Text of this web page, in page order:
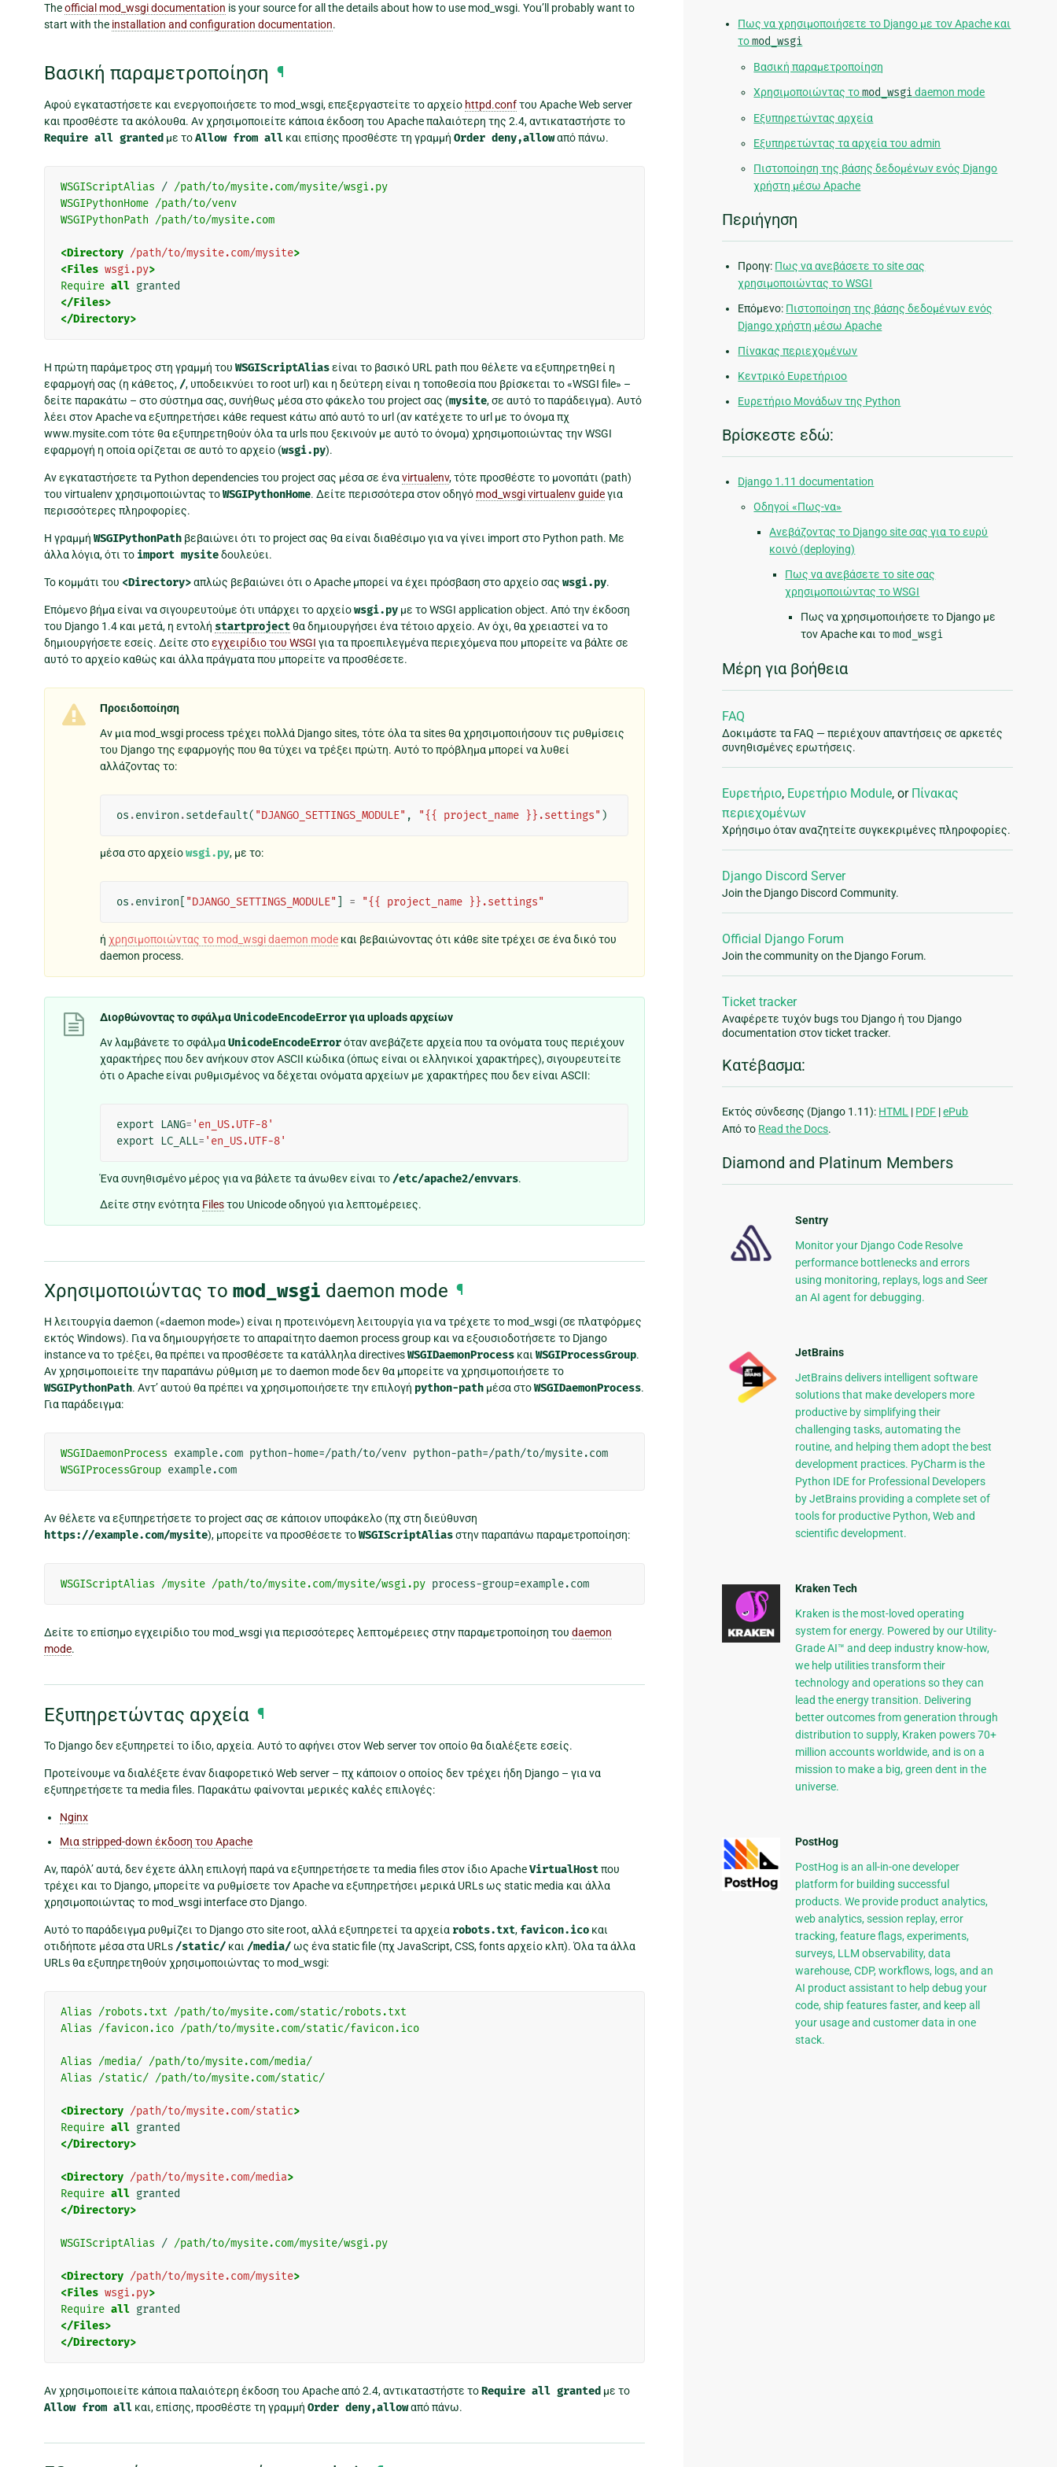
Theofficial mod_wsgi documentation is your source for all the details about how to use mod_wsgi. You’ll probably want to
start with the installation and configuration documentation.
Βασική παραμετροποίηση ¶
Αφού εγκαταστήσετε και ενεργοποιήσετε το mod_wsgi, επεξεργαστείτε το αρχείο httpd.confτου Apache Web server
και προσθέστε τα ακόλουθα. Αν χρησιμοποιείτε κάποια έκδοση του Apache παλαιότερη της 2.4, αντικαταστήστε το
Require all granted με τοAllow from all και επίσης προσθέστε τη γραμμή Order deny,allowαπό πάνω.
WSGIScriptAlias / /path/to/mysite.com/mysite/wsgi.py
WSGIPythonHome /path/to/venv
WSGIPythonPath /path/to/mysite.com
<Directory /path/to/mysite.com/mysite>
<Files wsgi.py>
Require all
</Files>
</Directory>
Η πρώτη παράμετρος στη γραμμή του WSGIScriptAliasείναι το βασικό URL path που θέλετε να εξυπηρετηθεί η
εφαρμογή σας (η κάθετος, /, υποδεικνύει το root url) και η δεύτερη είναι η τοποθεσία που βρίσκεται το «WSGI file» –
δείτε παρακάτω – στο σύστημα σας, συνήθως μέσα στο φάκελο του project σας (mysite, σε αυτό το παράδειγμα). Αυτό
λέει στον Apache να εξυπηρετήσει κάθε request κάτω από αυτό το url (αν κατέχετε το url με το όνομα πχ
www.mysite.com τότε θα εξυπηρετηθούν όλα τα urls που ξεκινούν με αυτό το όνομα) χρησιμοποιώντας την WSGI
εφαρμογή η οποία ορίζεται σε αυτό το αρχείο (wsgi.py).
Αν εγκαταστήσετε τα Python dependencies του project σας μέσα σε έναvirtualenv, τότε προσθέστε το μονοπάτι (path)
του virtualenv χρησιμοποιώντας τοWSGIPythonHome. Δείτε περισσότερα στον οδηγό mod_wsgi virtualenv guideγια
περισσότερες πληροφορίες.
Η γραμμή WSGIPythonPath βεβαιώνει ότι το project σας θα είναι διαθέσιμο για να γίνει import στο Python path. Με
άλλα λόγια, ότι το import mysiteδουλεύει.
Το κομμάτι του <Directory>απλώς βεβαιώνει ότι ο Apache μπορεί να έχει πρόσβαση στο αρχείο σας wsgi.py.
Επόμενο βήμα είναι να σιγουρευτούμε ότι υπάρχει το αρχείοwsgi.py με το WSGI application object. Από την έκδοση
του Django 1.4 και μετά, η εντολή startprojectθα δημιουργήσει ένα τέτοιο αρχείο. Αν όχι, θα χρειαστεί να το
δημιουργήσετε εσείς. Δείτε στοεγχειρίδιο του WSGI για τα προεπιλεγμένα περιεχόμενα που μπορείτε να βάλτε σε
αυτό το αρχείο καθώς και άλλα πράγματα που μπορείτε να προσθέσετε.
Προειδοποίηση
Αν μια mod_wsgi process τρέχει πολλά Django sites, τότε όλα τα sites θα χρησιμοποιήσουν τις ρυθμίσεις
του Django της εφαρμογής που θα τύχει να τρέξει πρώτη. Αυτό το πρόβλημα μπορεί να λυθεί
αλλάζοντας το:
os .environ .setdefault( "DJANGO_SETTINGS_MODULE" , "{{ project_name }}.settings" )
μέσα στο αρχείοwsgi.py, με το:
os .environ "DJANGO_SETTINGS_MODULE" = "{{ project_name }}.settings"
ή χρησιμοποιώντας το mod_wsgi daemon mode και βεβαιώνοντας ότι κάθε site τρέχει σε ένα δικό του
daemon process.
Διορθώνοντας το σφάλμαUnicodeEncodeErrorγια uploads αρχείων
Αν λαμβάνετε το σφάλμαUnicodeEncodeErrorόταν ανεβάζετε αρχεία που τα ονόματα τους περιέχουν
χαρακτήρες που δεν ανήκουν στον ASCII κώδικα (όπως είναι οι ελληνικοί χαρακτήρες), σιγουρευτείτε
ότι ο Apache είναι ρυθμισμένος να δέχεται ονόματα αρχείων με χαρακτήρες που δεν είναι ASCII:
export LANG= 'en_US.UTF-8'
export
LC_ALL= 'en_US.UTF-8'
Ένα συνηθισμένο μέρος για να βάλετε τα άνωθεν είναι το/etc/apache2/envvars.
Δείτε στην ενότητα Filesτου Unicode οδηγού για λεπτομέρειες.
Χρησιμοποιώντας το mod_wsgi daemon mode ¶
Η λειτουργία daemon («daemon mode») είναι η προτεινόμενη λειτουργία για να τρέχετε το mod_wsgi (σε πλατφόρμες
εκτός Windows). Για να δημιουργήσετε το απαραίτητο daemon process group και να εξουσιοδοτήσετε το Django
instance να το τρέξει, θα πρέπει να προσθέσετε τα κατάλληλα directivesWSGIDaemonProcess και WSGIProcessGroup.
Αν χρησιμοποιείτε την παραπάνω ρύθμιση με το daemon mode δεν θα μπορείτε να χρησιμοποιήσετε το
WSGIPythonPath. Αντ’ αυτού θα πρέπει να χρησιμοποιήσετε την επιλογή python-path μέσα στοWSGIDaemonProcess.
Για παράδειγμα:
WSGIDaemonProcess
WSGIProcessGroup
Αν θέλετε να εξυπηρετήσετε το project σας σε κάποιον υποφάκελο (πχ στη διεύθυνση
https://example.com/mysite), μπορείτε να προσθέσετε τοWSGIScriptAliasστην παραπάνω παραμετροποίηση:
WSGIScriptAlias /mysite /path/to/mysite.com/mysite/wsgi.py
Δείτε το επίσημο εγχειρίδιο του mod_wsgi για περισσότερες λεπτομέρειες στην παραμετροποίηση του daemon
mode.
Εξυπηρετώντας αρχεία ¶
Το Django δεν εξυπηρετεί το ίδιο, αρχεία. Αυτό το αφήνει στον Web server τον οποίο θα διαλέξετε εσείς.
Προτείνουμε να διαλέξετε έναν διαφορετικό Web server – πχ κάποιον ο οποίος δεν τρέχει ήδη Django – για να
εξυπηρετήσετε τα media files. Παρακάτω φαίνονται μερικές καλές επιλογές:
Nginx
Μια stripped-down έκδοση του Apache
Αν, παρόλ’ αυτά, δεν έχετε άλλη επιλογή παρά να εξυπηρετήσετε τα media files στον ίδιο ApacheVirtualHostπου
τρέχει και το Django, μπορείτε να ρυθμίσετε τον Apache να εξυπηρετήσει μερικά URLs ως static media και άλλα
χρησιμοποιώντας το mod_wsgi interface στο Django.
Αυτό το παράδειγμα ρυθμίζει το Django στο site root, αλλά εξυπηρετεί τα αρχεία robots.txt, favicon.ico και
οτιδήποτε μέσα στα URLs /static/ και /media/ως ένα static file (πχ JavaScript, CSS, fonts αρχείο κλπ). Όλα τα άλλα
URLs θα εξυπηρετηθούν χρησιμοποιώντας το mod_wsgi:
Alias /robots.txt /path/to/mysite.com/static/robots.txt
Alias /favicon.ico /path/to/mysite.com/static/favicon.ico
Alias /media/ /path/to/mysite.com/media/
Alias /static/ /path/to/mysite.com/static/
<Directory /path/to/mysite.com/static>
Require all
</Directory>
<Directory /path/to/mysite.com/media>
Require all
</Directory>
WSGIScriptAlias / /path/to/mysite.com/mysite/wsgi.py
<Directory /path/to/mysite.com/mysite>
<Files wsgi.py>
Require all
</Files>
</Directory>
Αν χρησιμοποιείτε κάποια παλαιότερη έκδοση του Apache από 2.4, αντικαταστήστε τοRequire all granted με το
Allow from all και, επίσης, προσθέστε τη γραμμή Order deny,allowαπό πάνω.
Πως να χρησιμοποιήσετε το Django με τον Apache και
τοmod_wsgi
Βασική παραμετροποίηση
Χρησιμοποιώντας τοmod_wsgidaemon mode
Εξυπηρετώντας αρχεία
Εξυπηρετώντας τα αρχεία του admin
Πιστοποίηση της βάσης δεδομένων ενός Django
χρήστη μέσω Apache
Περιήγηση
Προηγ: Πως να ανεβάσετε το site σας
χρησιμοποιώντας το WSGI
Επόμενο: Πιστοποίηση της βάσης δεδομένων ενός
Django χρήστη μέσω Apache
Πίνακας περιεχομένων
Κεντρικό Ευρετήριοο
Ευρετήριο Μονάδων της Python
Βρίσκεστε εδώ:
Django 1.11 documentation
Οδηγοί «Πως-να»
Ανεβάζοντας το Django site σας για το ευρύ
κοινό (deploying)
Πως να ανεβάσετε το site σας
χρησιμοποιώντας το WSGI
Πως να χρησιμοποιήσετε το Django με
τον Apache και τοmod_wsgi
Μέρη για βοήθεια
FAQ
Δοκιμάστε τα FAQ — περιέχουν απαντήσεις σε αρκετές
συνηθισμένες ερωτήσεις.
Ευρετήριο, Ευρετήριο Module, or Πίνακας
περιεχομένων
Χρήησιμο όταν αναζητείτε συγκεκριμένες πληροφορίες.
Django Discord Server
Join the Django Discord Community.
Official Django Forum
Join the community on the Django Forum.
Ticket tracker
Αναφέρετε τυχόν bugs του Django ή του Django
documentation στον ticket tracker.
Κατέβασμα:
Εκτός σύνδεσης (Django 1.11): HTML | PDF |ePub
Από το Read the Docs.
Diamond and Platinum Members
Sentry
Monitor your Django Code Resolve
performance bottlenecks and errors
using monitoring, replays, logs and Seer
an AI agent for debugging.
JetBrains
JetBrains delivers intelligent software
solutions that make developers more
productive by simplifying their
challenging tasks, automating the
routine, and helping them adopt the best
development practices. PyCharm is the
Python IDE for Professional Developers
by JetBrains providing a complete set of
tools for productive Python, Web and
scientific development.
Kraken Tech
Kraken is the most-loved operating
system for energy. Powered by our Utility-
Grade AI™ and deep industry know-how,
we help utilities transform their
technology and operations so they can
lead the energy transition. Delivering
better outcomes from generation through
distribution to supply, Kraken powers 70+
million accounts worldwide, and is on a
mission to make a big, green dent in the
universe.
PostHog
PostHog is an all-in-one developer
platform for building successful
products. We provide product analytics,
web analytics, session replay, error
tracking, feature flags, experiments,
surveys, LLM observability, data
warehouse, CDP, workflows, logs, and an
AI product assistant to help debug your
code, ship features faster, and keep all
your usage and customer data in one
stack.